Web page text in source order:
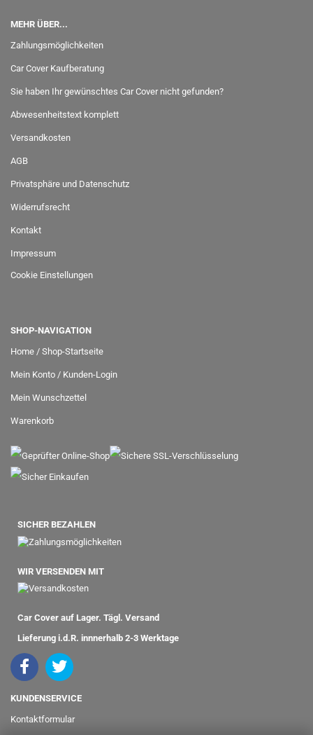
MEHR ÜBER...
Zahlungsmöglichkeiten
Car Cover Kaufberatung
Sie haben Ihr gewünschtes Car Cover nicht gefunden?
Abwesenheitstext komplett
Versandkosten
AGB
Privatsphäre und Datenschutz
Widerrufsrecht
Kontakt
Impressum
Cookie Einstellungen
SHOP-NAVIGATION
Home / Shop-Startseite
Mein Konto / Kunden-Login
Mein Wunschzettel
Warenkorb
SICHER BEZAHLEN
WIR VERSENDEN MIT
Car Cover auf Lager. Tägl. Versand
Lieferung i.d.R. innnerhalb 2-3 Werktage
KUNDENSERVICE
Kontaktformular